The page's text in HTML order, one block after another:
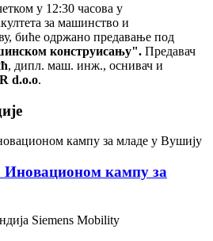
у 12:30 часова у
за машинство и
биће одржано предавање под
конструисању". Предавач
, дипл. маш. инж., оснивач и
d.o.o.
Иновационом кампу за